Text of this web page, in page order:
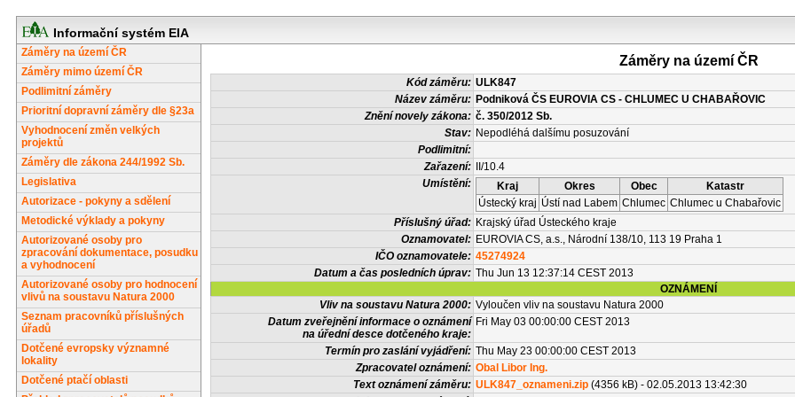
Informační systém EIA
Záměry na území ČR
Záměry mimo území ČR
Podlimitní záměry
Prioritní dopravní záměry dle §23a
Vyhodnocení změn velkých
projektů
Záměry dle zákona 244/1992 Sb.
Legislativa
Autorizace - pokyny a sdělení
Metodické výklady a pokyny
Autorizované osoby pro
zpracování dokumentace, posudku
a vyhodnocení
Autorizované osoby pro hodnocení
vlivů na soustavu Natura 2000
Seznam pracovníků příslušných
úřadů
Dotčené evropsky významné
lokality
Dotčené ptačí oblasti
Záměry na území ČR
Kód záměru: ULK847
Název záměru: Podniková ČS EUROVIA CS - CHLUMEC U CHABAŘOVIC
Znění novely zákona: č. 350/2012 Sb.
Stav: Nepodléhá dalšímu posuzování
Podlimitní:
Zařazení:
II/10.4
Umístění:
Kraj Okres Obec
Katastr
Ústecký kraj Ústí nad Labem Chlumec Chlumec u Chabařovic
Příslušný úřad: Krajský úřad Ústeckého kraje
Oznamovatel: EUROVIA CS, a.s., Národní 138/10, 113 19 Praha 1
IČO oznamovatele: 45274924
Datum a čas posledních úprav: Thu Jun 13 12:37:14 CEST 2013
OZNÁMENÍ
Vliv na soustavu Natura 2000: Vyloučen vliv na soustavu Natura 2000
Datum zveřejnění informace o oznámení
na úřední desce dotčeného kraje:
Fri May 03 00:00:00 CEST 2013
Termín pro zaslání vyjádření: Thu May 23 00:00:00 CEST 2013
Zpracovatel oznámení: Obal Libor Ing.
Text oznámení záměru: ULK847_oznameni.zip (4356 kB) - 02.05.2013 13:42:30